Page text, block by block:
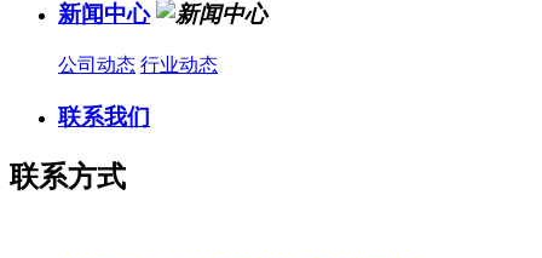
新闻中心
公司动态 行业动态
联系我们
联系方式